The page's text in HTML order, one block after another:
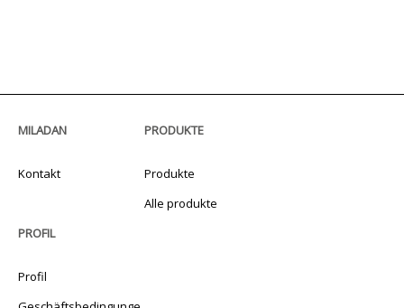
MILADAN
Kontakt
PRODUKTE
Produkte
Alle produkte
PROFIL
Profil